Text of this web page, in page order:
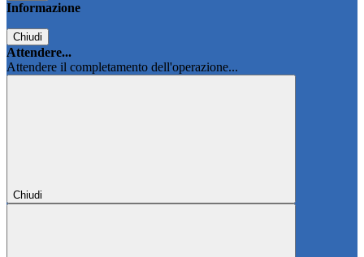
Informazione
Chiudi
Attendere...
Attendere il completamento dell'operazione...
Chiudi